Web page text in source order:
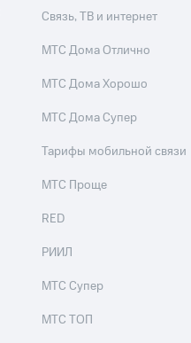
Связь, ТВ и интернет
МТС Дома Отлично
МТС Дома Хорошо
МТС Дома Супер
Тарифы мобильной связи
МТС Проще
RED
РИИЛ
МТС Супер
МТС ТОП